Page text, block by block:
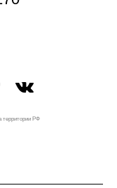
территории РФ